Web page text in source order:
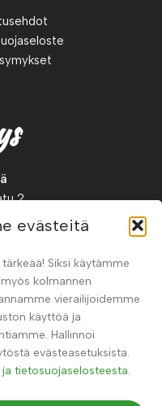
evästeitä
Siksi käytämme
kolmannen
vierailijoidemme
käyttöä ja
Hallinnoi
evästeasetuksista.
tietosuojaselosteesta.
2